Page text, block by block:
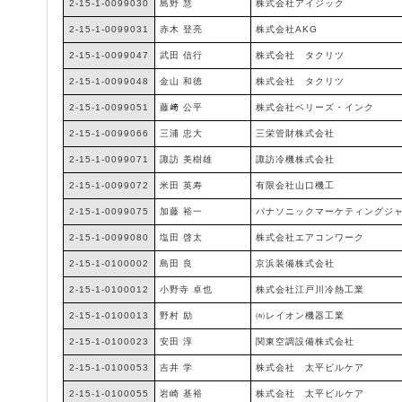
2-15-1-0099030 島野 慧 株式会社アイジック
2-15-1-0099031 赤木 登亮 株式会社AKG
2-15-1-0099047 武田 信行 株式会社 タクリツ
2-15-1-0099048 金山 和徳 株式会社 タクリツ
2-15-1-0099051 藤﨑 公平 株式会社ベリーズ・インク
2-15-1-0099066 三浦 忠大 三栄管財株式会社
2-15-1-0099071 諏訪 美樹雄 諏訪冷機株式会社
2-15-1-0099072 米田 英寿 有限会社山口機工
2-15-1-0099075 加藤 裕一 パナソニックマーケティングジ
2-15-1-0099080 塩田 啓太 株式会社エアコンワーク
2-15-1-0100002 島田 良 京浜装備株式会社
2-15-1-0100012 小野寺 卓也 株式会社江戸川冷熱工業
2-15-1-0100013 野村 励 ㈲レイオン機器工業
2-15-1-0100023 安田 淳 関東空調設備株式会社
2-15-1-0100053 吉井 学 株式会社 太平ビルケア
2-15-1-0100055 岩崎 基裕 株式会社 太平ビルケア